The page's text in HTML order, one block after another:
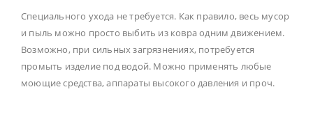
Специального ухода не требуется. Как правило, весь мусор
и пыль можно просто выбить из ковра одним движением.
Возможно, при сильных загрязнениях, потребуется
промыть изделие под водой. Можно применять любые
моющие средства, аппараты высокого давления и проч.